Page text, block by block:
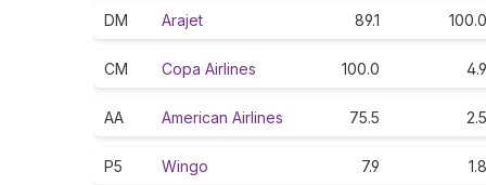
DM Arajet 89.1 100.0
CM Copa Airlines 100.0 4.9
AA American Airlines 75.5 2.5
P5 Wingo 7.9 1.8